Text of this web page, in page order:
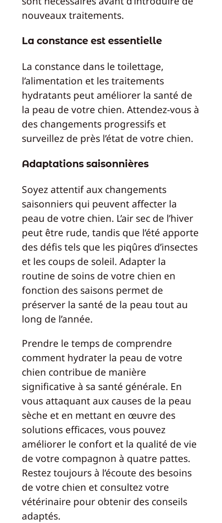
nouveaux traitements.
La constance est essentielle
La constance dans le toilettage,
l’alimentation et les traitements
hydratants peut améliorer la santé de
la peau de votre chien. Attendez-vous à
des changements progressifs et
surveillez de près l’état de votre chien.
Adaptations saisonnières
Soyez attentif aux changements
saisonniers qui peuvent affecter la
peau de votre chien. L’air sec de l’hiver
peut être rude, tandis que l’été apporte
des défis tels que les piqûres d’insectes
et les coups de soleil. Adapter la
routine de soins de votre chien en
fonction des saisons permet de
préserver la santé de la peau tout au
long de l’année.
Prendre le temps de comprendre
comment hydrater la peau de votre
chien contribue de manière
significative à sa santé générale. En
vous attaquant aux causes de la peau
sèche et en mettant en œuvre des
solutions efficaces, vous pouvez
améliorer le confort et la qualité de vie
de votre compagnon à quatre pattes.
Restez toujours à l’écoute des besoins
de votre chien et consultez votre
vétérinaire pour obtenir des conseils
adaptés.